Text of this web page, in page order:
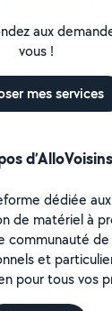
aux
vous !
mes services
d’AlloVoisins
dédiée
de matériel à
communauté
et
pour tous vos